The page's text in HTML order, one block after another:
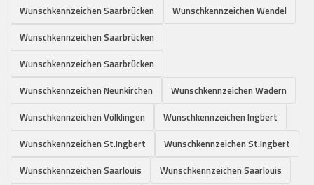
Wunschkennzeichen Saarbrücken
Wunschkennzeichen Wendel
Wunschkennzeichen Saarbrücken
Wunschkennzeichen Saarbrücken
Wunschkennzeichen Neunkirchen
Wunschkennzeichen Wadern
Wunschkennzeichen Völklingen
Wunschkennzeichen Ingbert
Wunschkennzeichen St.Ingbert
Wunschkennzeichen St.Ingbert
Wunschkennzeichen Saarlouis
Wunschkennzeichen Saarlouis